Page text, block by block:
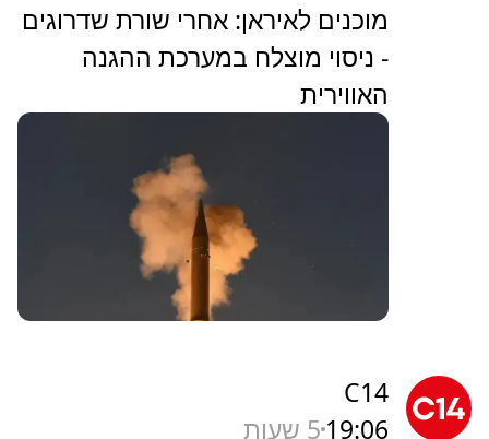
מוכנים לאיראן: אחרי שורת שדרוגים
- ניסוי מוצלח במערכת ההגנה
האווירית
C14
19:06 5 שעות